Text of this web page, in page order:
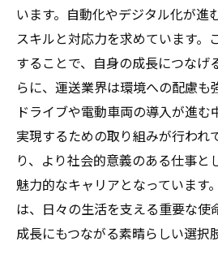
います。自動化やデジタル化が進
スキルと対応力を求めています。
することで、自身の成長につなげ
らに、運送業界は環境への配慮も
ドライブや電動車両の導入が進む
実現するための取り組みが行われ
り、より社会的意義のある仕事と
魅力的なキャリアとなっています
は、日々の生活を支える重要な使
成長にもつながる素晴らしい選択